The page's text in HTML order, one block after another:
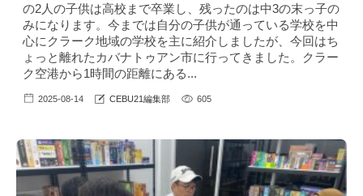
の2人の子供は高校まで卒業し、残ったのは中3の末っ子の
みになります。今までは自分の子供が通っている学校を中
心にクラーク地域の学校を主に紹介しましたが、今回はち
ょっと離れたカバナトゥアン市に行ってきました。クラー
ク空港から1時間の距離にある...
2025-08-14 CEBU21編集部 605